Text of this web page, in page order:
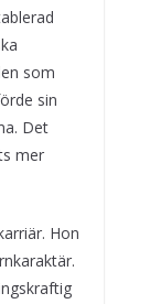
som
sin
Det
mer
Hon